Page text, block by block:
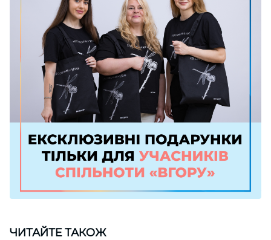
ЧИТАЙТЕ ТАКОЖ